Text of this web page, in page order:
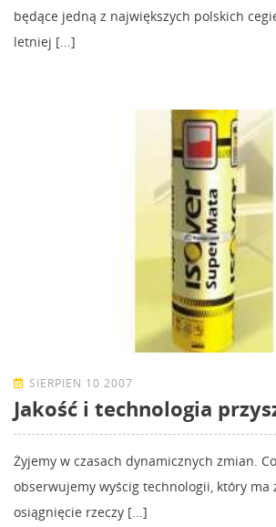
będące jedną z największych polskich
letniej [...]
SIERPIEŃ 10 2007
Jakość i technologia
Żyjemy w czasach dynamicznych zmian.
obserwujemy wyścig technologii, który ma
osiągnięcie rzeczy [...]